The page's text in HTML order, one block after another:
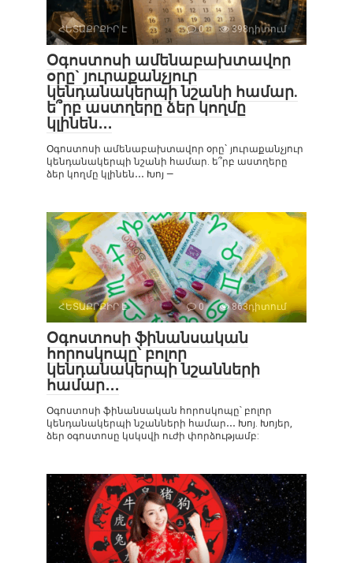
ՀԵՏԱՔՐՔԻՐ Է 0 398դիտում
Օգոստոսի ամենաբախտավոր
օրը` յուրաքանչյուր
կենդանակերպի նշանի համար.
ե՞րբ աստղերը ձեր կողմը
կլինեն․․․
Օգոստոսի ամենաբախտավոր օրը` յուրաքանչյուր
կենդանակերպի նշանի համար. ե՞րբ աստղերը
ձեր կողմը կլինեն․․․ Խոյ —
ՀԵՏԱՔՐՔԻՐ Է 0 863դիտում
Օգոստոսի ֆինանսական
հորոսկոպը՝ բոլոր
կենդանակերպի նշանների
համար․․․
Օգոստոսի ֆինանսական հորոսկոպը՝ բոլոր
կենդանակերպի նշանների համար․․․ Խոյ. Խոյեր,
ձեր օգոստոսը կսկսվի ուժի փորձությամբ: